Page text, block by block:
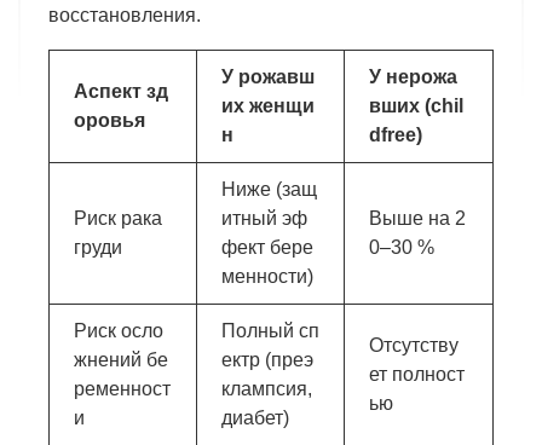
восстановления.
Аспект зд
оровья
У рожавш
их женщи
н
У нерожа
вших (chil
dfree)
Риск рака
груди
Ниже (защ
итный эф
фект бере
менности)
Выше на 2
0–30 %
Риск осло
жнений бе
ременност
и
Полный сп
ектр (преэ
клампсия,
диабет)
Отсутству
ет полност
ью